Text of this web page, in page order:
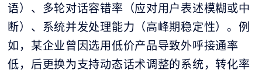
语）、多轮对话容错率（应对用户表述模糊或中
断）、系统并发处理能力（高峰期稳定性）。例
如，某企业曾因选用低价产品导致外呼接通率
低，后更换为支持动态话术调整的系统，转化率